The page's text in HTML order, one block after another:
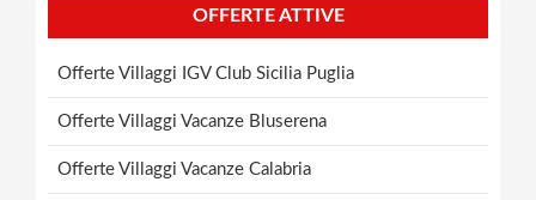
OFFERTE ATTIVE
Offerte Villaggi IGV Club Sicilia Puglia
Offerte Villaggi Vacanze Bluserena
Offerte Villaggi Vacanze Calabria